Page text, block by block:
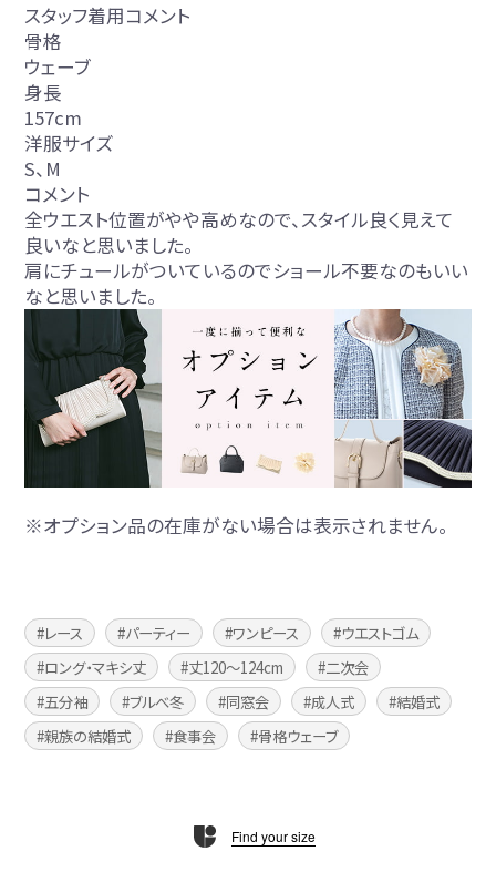
スタッフ着用コメント
骨格
ウェーブ
身長
157cm
洋服サイズ
S、M
コメント
全ウエスト位置がやや高めなので、スタイル良く見えて
良いなと思いました。
肩にチュールがついているのでショール不要なのもいい
なと思いました。
※オプション品の在庫がない場合は表示されません。
レース パーティー ワンピース
ウエストゴム
ロング・マキシ丈
丈120〜124cm
二次会
五分袖
ブルべ冬 同窓会 成人式
結婚式
親族の結婚式
食事会 骨格ウェーブ
Find your size